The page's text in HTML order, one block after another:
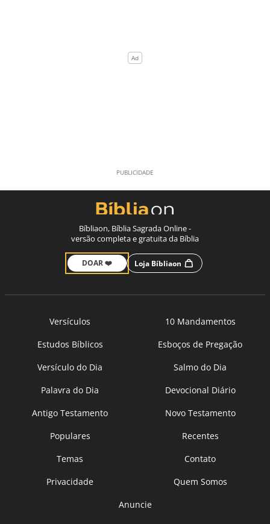
Bíbliaon, Bíblia Sagrada Online -
versão completa e gratuita da Bíblia
DOAR ❤️ Loja Bíbliaon
Versículos
10 Mandamentos
Estudos Bíblicos
Esboços de Pregação
Versículo do Dia
Salmo do Dia
Palavra do Dia
Devocional Diário
Antigo Testamento
Novo Testamento
Populares
Recentes
Temas
Contato
Privacidade
Quem Somos
Anuncie